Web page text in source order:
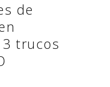
de
3 trucos